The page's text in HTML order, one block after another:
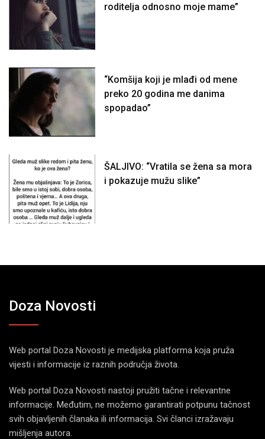
roditelja odnosno moje mame”
“Komšija koji je mlađi od mene
preko 20 godina me danima
spopadao”
ŠALJIVO: “Vratila se žena sa mora
i pokazuje mužu slike”
Doza Novosti
Web portal Doza Novosti je medijska platforma koja pruža
vijesti i informacije iz raznih područja života.
Web portal Doza Novosti nastoji pružiti tačne i relevantne
informacije. Međutim, ne možemo garantirati potpunu tačnost
svih objavljenih članaka ili informacija. Svi članci izražavaju
mišljenja autora.